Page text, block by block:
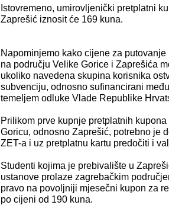
Istovremeno, umirovljenički pretplatni
Zaprešić iznosit će 169 kuna.
Napominjemo kako cijene za
na području Velike Gorice i Zaprešića
ukoliko navedena skupina korisnika
subvenciju, odnosno sufinancirani
temeljem odluke Vlade Republike
Prilikom prve kupnje pretplatnih
Goricu, odnosno Zaprešić, potrebno je
ZET-a i uz pretplatnu kartu predočiti i
Studenti kojima je prebivalište u
ustanove prolaze zagrebačkim
pravo na povoljniji mjesečni kupon za
po cijeni od 190 kuna.